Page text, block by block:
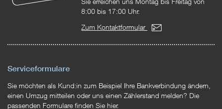
8:00 bis 17:00 Uhr.
Zum Kontaktformular
Serviceformulare
Sie möchten als Kund:in zum Beispiel Ihre Bankverbindung ändern,
einen Umzug mitteilen oder uns einen Zählerstand melden? Die
passenden Formulare finden Sie hier.